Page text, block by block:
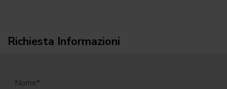
Richiesta Informazioni
Nome*